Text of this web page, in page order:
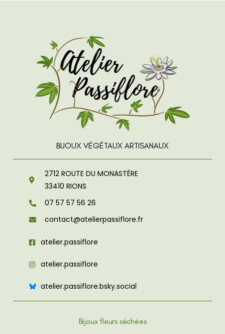
BIJOUX VÉGÉTAUX ARTISANAUX
2712 ROUTE DU MONASTÈRE
33410 RIONS
07 57 57 56 26
contact@atelierpassiflore.fr
atelier.passiflore
atelier.passiflore
atelier.passiflore.bsky.social
Bijoux fleurs séchées